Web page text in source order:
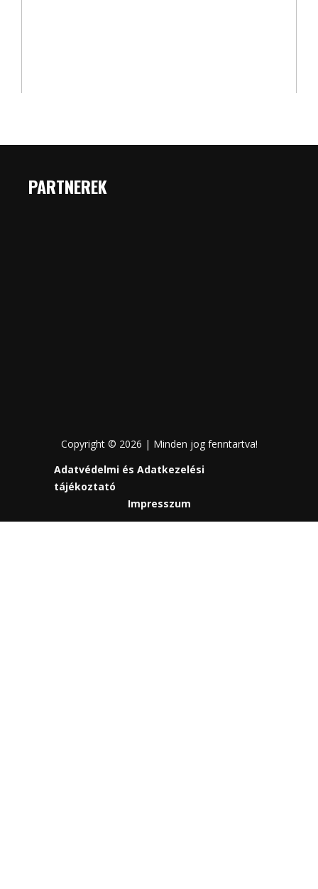
PARTNEREK
Copyright © 2026 | Minden jog fenntartva!
Adatvédelmi és Adatkezelési
tájékoztató
Impresszum